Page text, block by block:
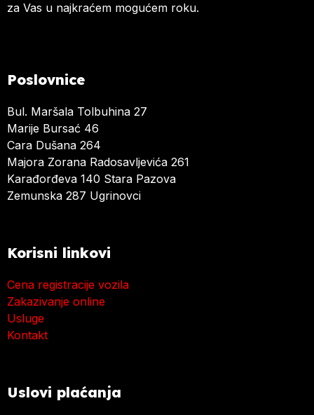
za Vas u najkraćem mogućem roku.
Poslovnice
Bul. Maršala Tolbuhina 27
Marije Bursać 46
Cara Dušana 264
Majora Zorana Radosavljevića 261
Karađorđeva 140 Stara Pazova
Zemunska 287 Ugrinovci
Korisni linkovi
Cena registracije vozila
Zakazivanje online
Usluge
Kontakt
Uslovi plaćanja